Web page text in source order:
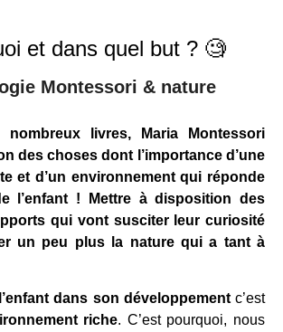
et dans quel but ? 🧐
Montessori & nature
livres, Maria Montessori
des choses dont l’importance d’une
et d’un environnement qui réponde
l’enfant ! Mettre à disposition des
qui vont susciter leur curiosité
un peu plus la nature qui a tant à
dans son développementc’est
riche. C’est pourquoi, nous